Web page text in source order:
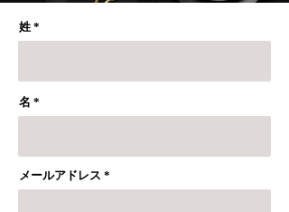
姓
名
メールアドレス